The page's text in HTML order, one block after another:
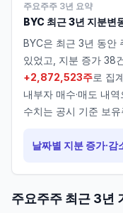
주요주주 3년 요약
BYC 최근 3년 지분변
BYC은 최근 3년 동안
있었고, 지분 증가 38
+2,872,523주로 집
내부자 매수·매도 내
수치는 공시 기준 보
날짜별 지분 증가·감
주요주주 최근 3년